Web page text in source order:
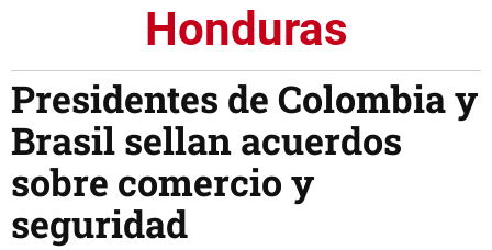
Honduras
Presidentes de Colombia y
Brasil sellan acuerdos
sobre comercio y
seguridad